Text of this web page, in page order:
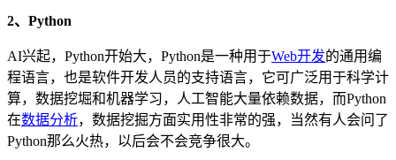
2、Python
AI兴起，Python开始大，Python是一种用于Web开发的通用编
程语言，也是软件开发人员的支持语言，它可广泛用于科学计
算，数据挖堀和机器学习，人工智能大量依赖数据，而Python
在数据分析，数据挖掘方面实用性非常的强，当然有人会问了
Python那么火热，以后会不会竞争很大。